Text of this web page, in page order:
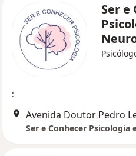
Ser e
:
Ser e Conhecer Psicologia